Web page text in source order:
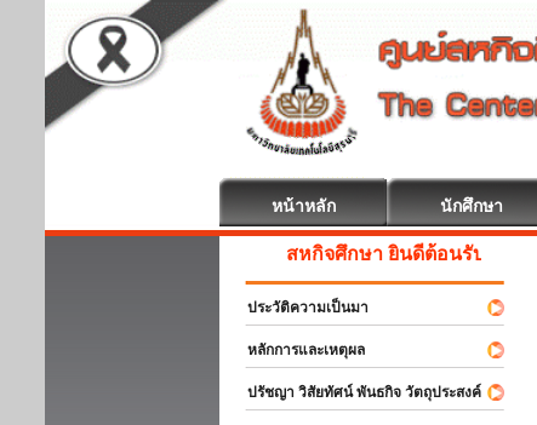
หน้าหลัก นักศึกษา
สหกิจศึกษา ยินดีต้อนรับ
ประวัติความเป็นมา
หลักการและเหตุผล
ปรัชญา วิสัยทัศน์ พันธกิจ วัตถุประสงค์